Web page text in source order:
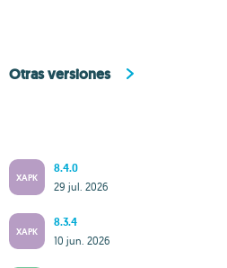
Otras versiones
XAPK
8.4.0
29 jul. 2026
XAPK
8.3.4
10 jun. 2026